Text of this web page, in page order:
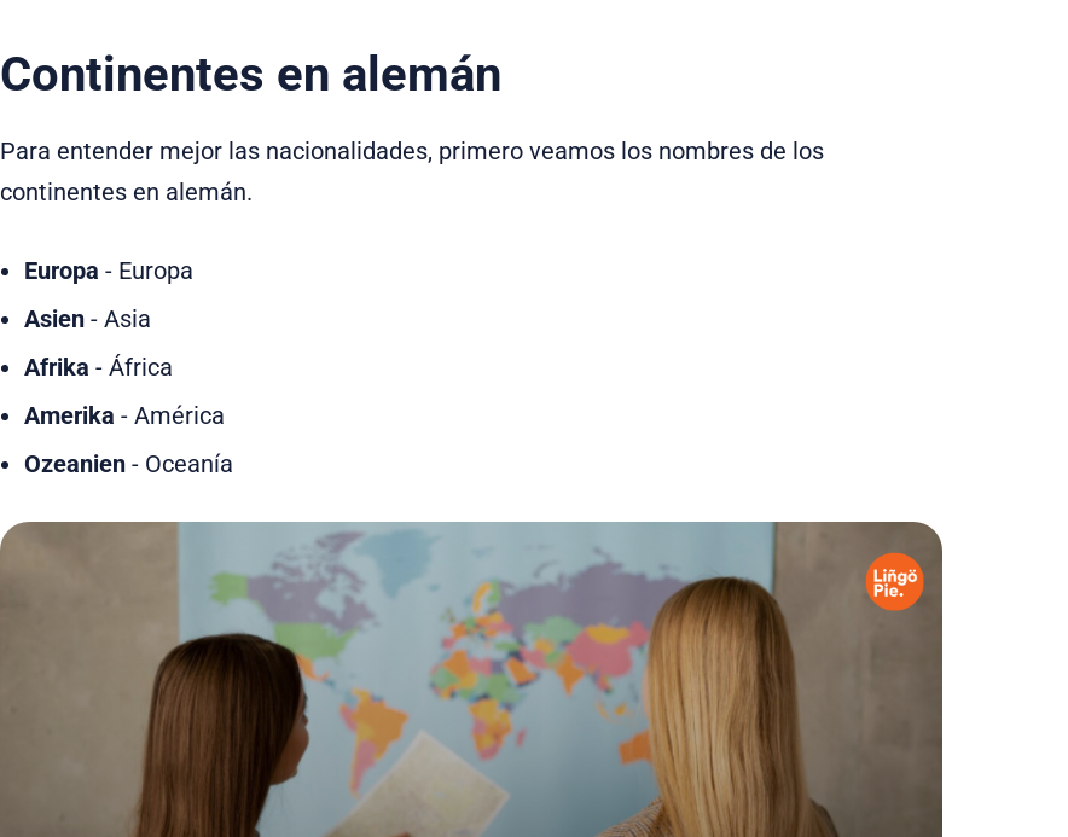
Continentes en alemán
Para entender mejor las nacionalidades, primero veamos los nombres de los
continentes en alemán.
Europa- Europa
Asien- Asia
Afrika- África
Amerika- América
Ozeanien- Oceanía